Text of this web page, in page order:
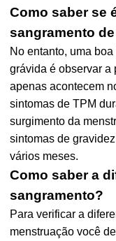
Como saber se
sangramento
No entanto, uma
grávida é observar a
apenas acontecem
sintomas de TPM
surgimento da
sintomas de
vários meses.
Como saber a
sangramento?
Para verificar a
menstruação você